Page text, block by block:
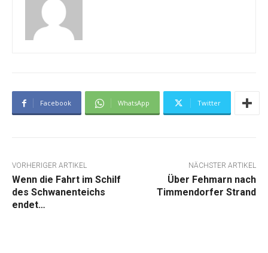
Facebook WhatsApp Twitter
VORHERIGER ARTIKEL
Wenn die Fahrt im Schilf
des Schwanenteichs
endet…
NÄCHSTER ARTIKEL
Über Fehmarn nach
Timmendorfer Strand